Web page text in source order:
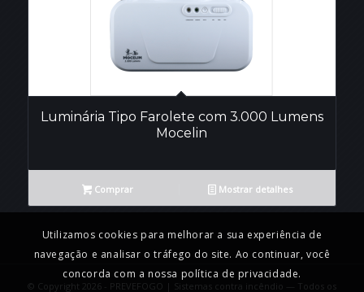
Luminária Tipo Farolete com 3.000 Lumens
Mocelin
Comprar Mostrar detalhes
© Copyright 2026 - PREVEFOGO | Sistemas contra incêndio — Todos os
Utilizamos cookies para melhorar a sua experiência de
navegação e analisar o tráfego do site. Ao continuar, você
concorda com a nossa política de privacidade.